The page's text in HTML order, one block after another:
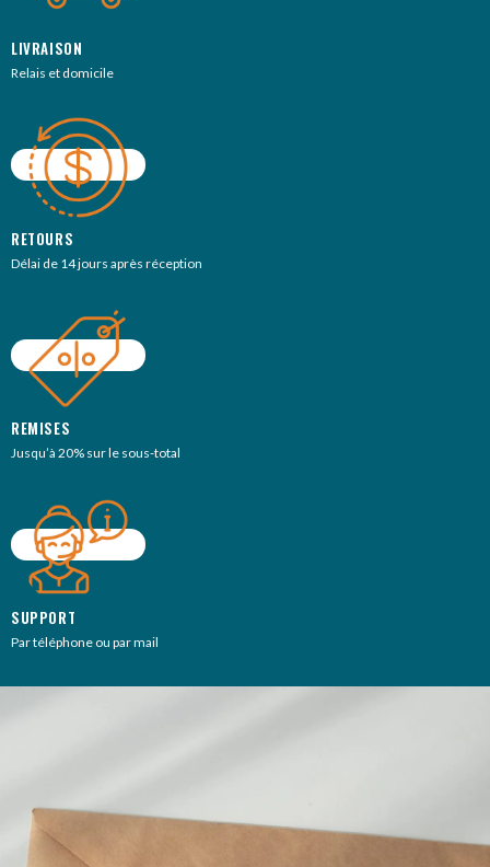
LIVRAISON
Relais et domicile
RETOURS
Délai de 14 jours après réception
REMISES
Jusqu’à 20% sur le sous-total
SUPPORT
Par téléphone ou par mail